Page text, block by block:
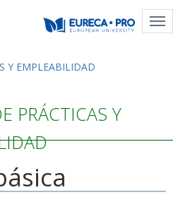
Y EMPLEABILIDAD
PRÁCTICAS Y